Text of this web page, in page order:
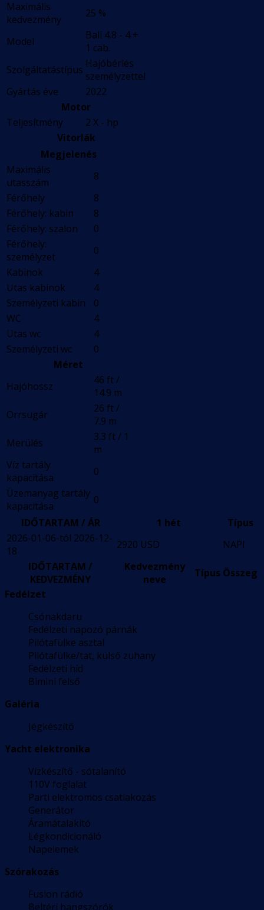
Maximális
kedvezmény
25 %
Model
Bali 4.8 - 4 +
1 cab.
Szolgáltatástípus Hajóbérlés
személyzettel
Gyártás éve
2022
Motor
Teljesítmény
2 X - hp
Vitorlák
Megjelenés
Maximális
utasszám
8
Férőhely
8
Férőhely: kabin
8
Férőhely: szalon
0
Férőhely:
személyzet
0
Kabinok
4
Utas kabinok
4
Személyzeti kabin
0
WC
4
Utas wc
4
Személyzeti wc
0
Méret
Hajóhossz
46 ft /
14.9 m
Orrsugár
26 ft /
7.9 m
Merülés
3.3 ft / 1
m
Víz tartály
kapacitása
0
Üzemanyag tartály
kapacitása
0
IDŐTARTAM / ÁR
1 hét
Típus
2026-01-06-tól 2026-12-
18
2920 USD
NAPI
IDŐTARTAM /
KEDVEZMÉNY
Kedvezmény
neve
Típus Összeg
Fedélzet
Csónakdaru
Fedélzeti napozó párnák
Pilótafülke asztal
Pilótafülke/tat, külső zuhany
Fedélzeti híd
Bimini felső
Galéria
Jégkészítő
Yacht elektronika
Vízkészítő - sótalanító
110V foglalat
Parti elektromos csatlakozás
Generátor
Áramátalakító
Légkondicionáló
Napelemek
Szórakozás
Fusion rádió
Beltéri hangszórók